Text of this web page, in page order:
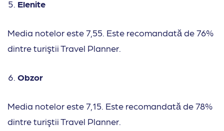
Elenite
Media notelor este 7,55. Este recomandată de 76%
dintre turiştii Travel Planner.
Obzor
Media notelor este 7,15. Este recomandată de 78%
dintre turiştii Travel Planner.